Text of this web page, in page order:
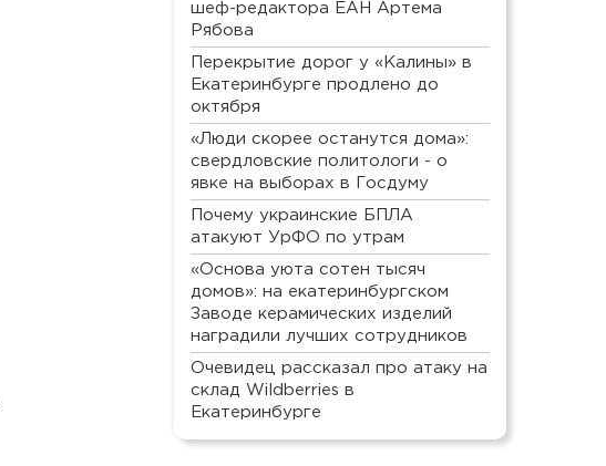
шеф-редактора ЕАН Артема
Рябова
Перекрытие дорог у «Калины» в
Екатеринбурге продлено до
октября
«Люди скорее останутся дома»:
свердловские политологи - о
явке на выборах в Госдуму
Почему украинские БПЛА
атакуют УрФО по утрам
«Основа уюта сотен тысяч
домов»: на екатеринбургском
Заводе керамических изделий
наградили лучших сотрудников
Очевидец рассказал про атаку на
склад Wildberries в
Екатеринбурге